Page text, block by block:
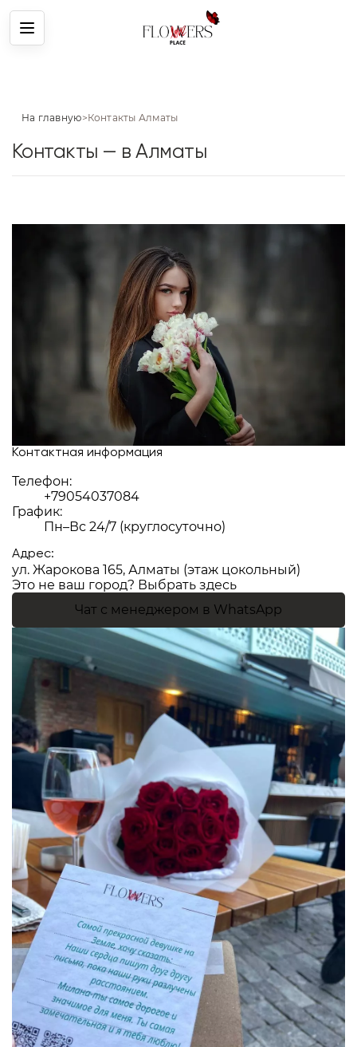
Меню
На главную>Контакты Алматы
Контакты — в Алматы
Контактная информация
Телефон:
+79054037084
График:
Пн–Вс 24/7 (круглосуточно)
Адрес:
ул. Жарокова 165, Алматы (этаж цокольный)
Это не ваш город? Выбрать здесь
Чат с менеджером в WhatsApp